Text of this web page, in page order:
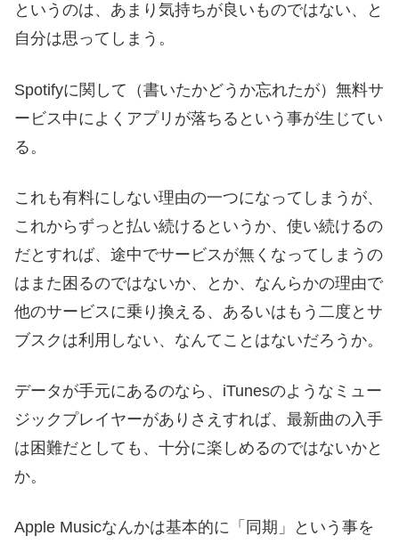
というのは、あまり気持ちが良いものではない、と
自分は思ってしまう。
Spotifyに関して（書いたかどうか忘れたが）無料サ
ービス中によくアプリが落ちるという事が生じてい
る。
これも有料にしない理由の一つになってしまうが、
これからずっと払い続けるというか、使い続けるの
だとすれば、途中でサービスが無くなってしまうの
はまた困るのではないか、とか、なんらかの理由で
他のサービスに乗り換える、あるいはもう二度とサ
ブスクは利用しない、なんてことはないだろうか。
データが手元にあるのなら、iTunesのようなミュー
ジックプレイヤーがありさえすれば、最新曲の入手
は困難だとしても、十分に楽しめるのではないかと
か。
Apple Musicなんかは基本的に「同期」という事を